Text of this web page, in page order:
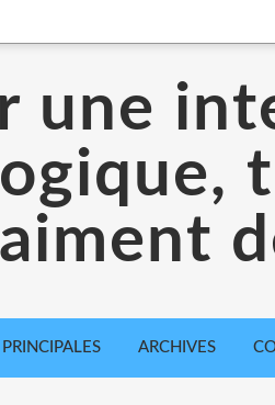
une
ARCHIVES